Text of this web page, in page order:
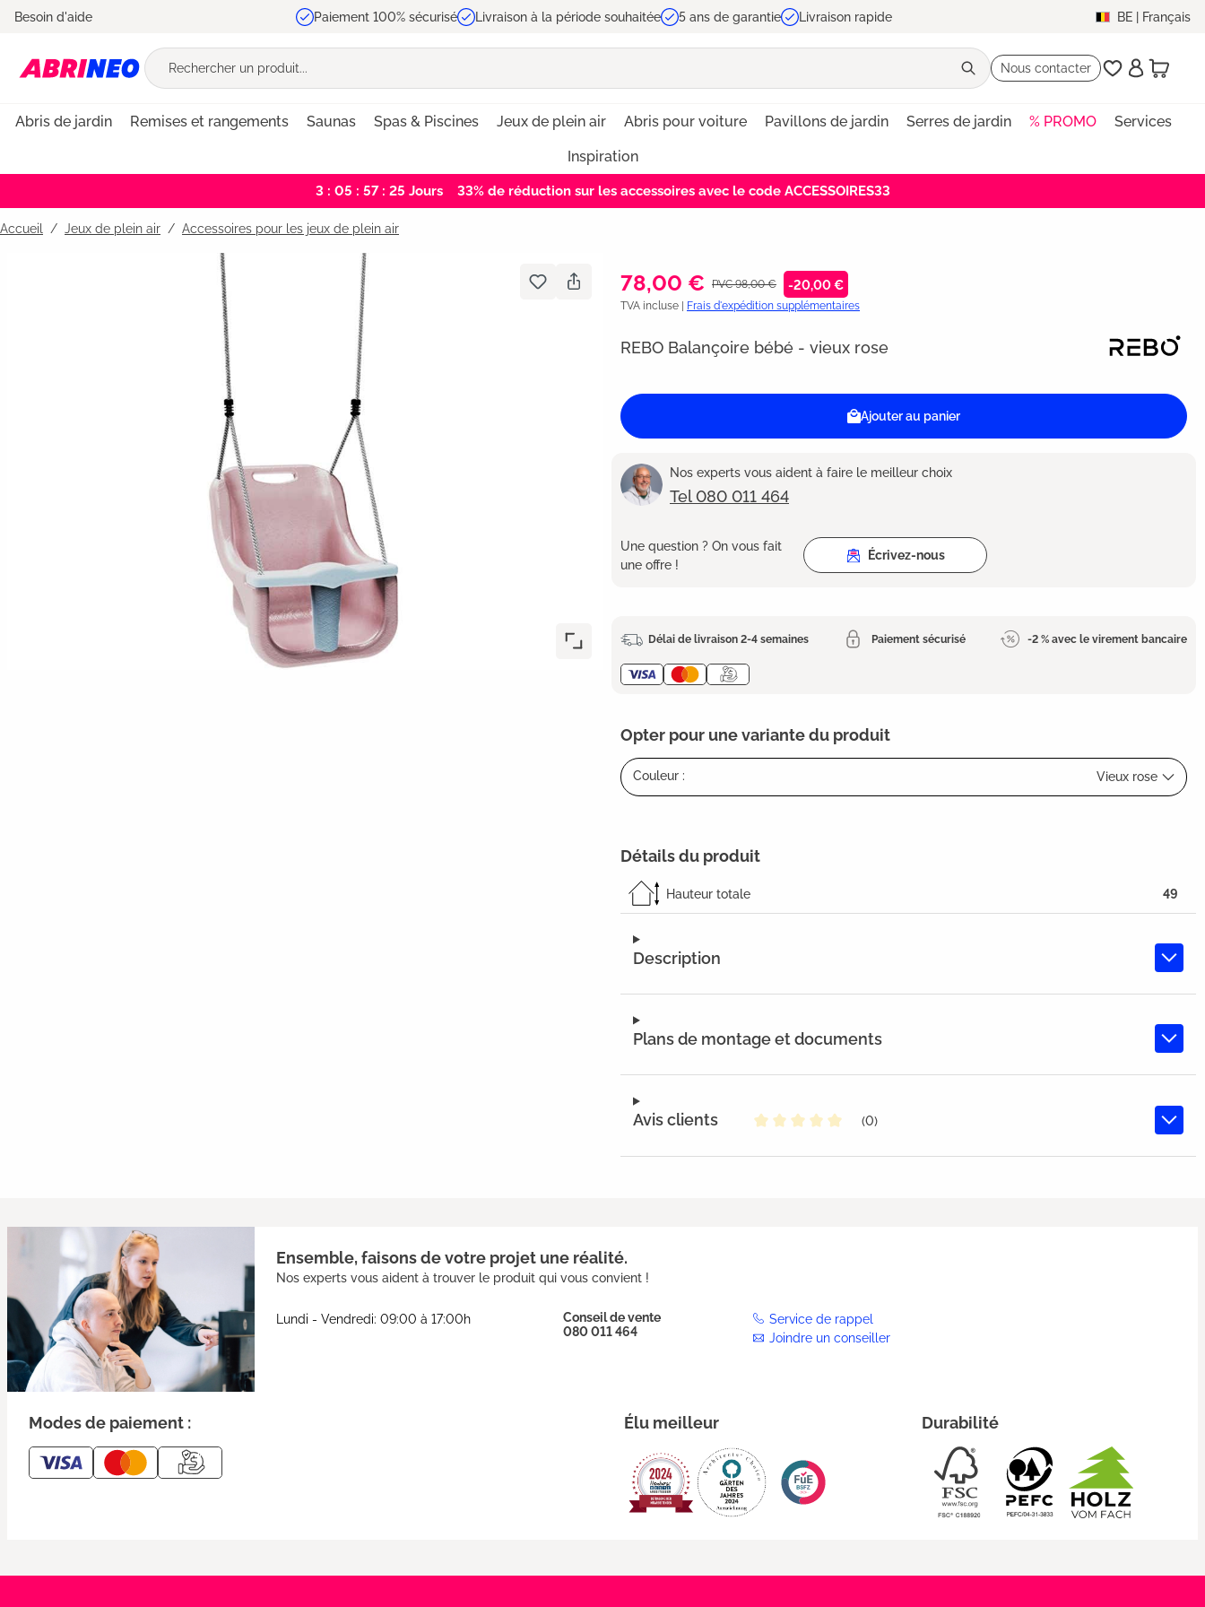
Passer à la navigation principale
Besoin d'aide Paiement 100% sécurisé Livraison à la période souhaitée 5 ans de garantie Livraison rapide BE | Français
Nous contacter
Abris de jardin Remises et rangements Saunas Spas & Piscines Jeux de plein air Abris pour voiture Pavillons de jardin Serres de jardin % PROMO Services
Inspiration
3 : 05 : 57 : 25 Jours 33% de réduction sur les accessoires avec le code ACCESSOIRES33
Accueil Jeux de plein air / Accessoires pour les jeux de plein air
78,00 € PVC 98,00 € -20,00 €
TVA incluse | Frais d'expédition supplémentaires
REBO Balançoire bébé - vieux rose
Ajouter au panier
Nos experts vous aident à faire le meilleur choix
Tel 080 011 464
Une question ? On vous fait
une offre !
Écrivez-nous
Délai de livraison 2-4 semaines Paiement sécurisé -2 % avec le virement bancaire
Opter pour une variante du produit
Couleur : Vieux rose
Description
Plans de montage et documents
Avis clients
(0)
Détails du produit
Hauteur totale 49
Ensemble, faisons de votre projet une réalité.
Nos experts vous aident à trouver le produit qui vous convient !
Lundi - Vendredi: 09:00 à 17:00h
Conseil de vente
080 011 464
Service de rappel
Joindre un conseiller
Modes de paiement : Élu meilleur Durabilité